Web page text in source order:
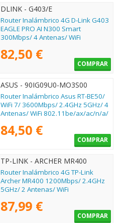
DLINK - G403/E
Router Inalámbrico 4G D-Link G403
EAGLE PRO AI N300 Smart
300Mbps/ 4 Antenas/ WiFi
82,50 €
COMPRAR
ASUS - 90IG09U0-MO3S00
Router Inalámbrico Asus RT-BE50/
WiFi 7/ 3600Mbps/ 2.4GHz 5GHz/ 4
Antenas/ WiFi 802.11be/ax/ac/n/a/
84,50 €
COMPRAR
TP-LINK - ARCHER MR400
Router Inalámbrico 4G TP-Link
Archer MR400 1200Mbps/ 2.4GHz
5GHz/ 2 Antenas/ WiFi
87,99 €
COMPRAR